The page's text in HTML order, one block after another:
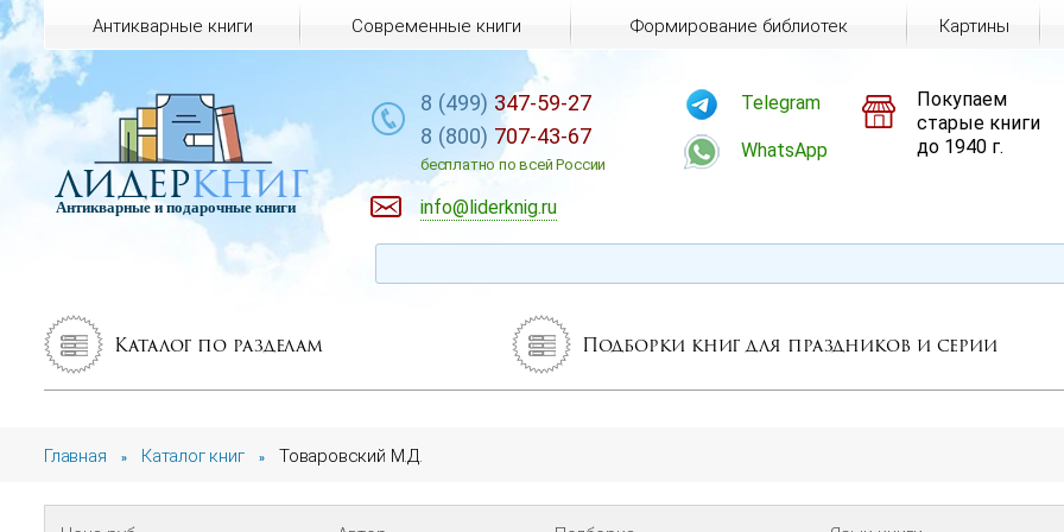
Каталог по разделам Подборки книг для праздников и серии
Главная » Каталог книг » Товаровский М.Д.
Антикварные книги Современные книги Формирование библиотек Картины
лидеркниг
Антикварные и подарочные книги
8 (499) 347-59-27
8 (800) 707-43-67
бесплатно по всей России
info@liderknig.ru
Telegram
WhatsApp
Покупаем
старые книги
до 1940 г.